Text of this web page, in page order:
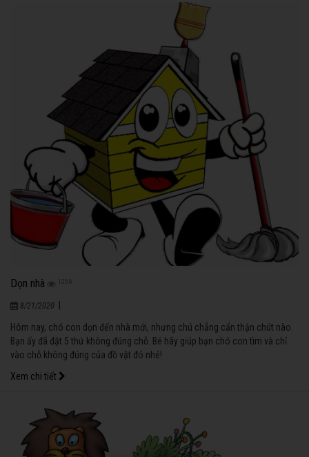
Dọn nhà 1256
8/21/2020
Hôm nay, chó con dọn đến nhà mới, nhưng chú chẳng cẩn thận chút nào.
Bạn ấy đã đặt 5 thứ không đúng chỗ. Bé hãy giúp bạn chó con tìm và chỉ
vào chỗ không đúng của đồ vật đó nhé!
Xem chi tiết